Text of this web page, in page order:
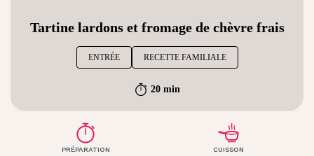
Tartine lardons et fromage de chèvre frais
ENTRÉE RECETTE FAMILIALE
20 min
PRÉPARATION CUISSON